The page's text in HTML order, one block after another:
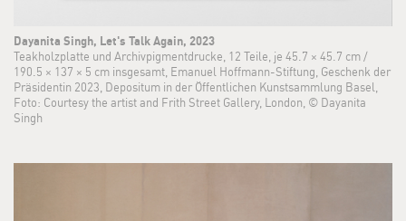
Dayanita Singh, Let's Talk Again, 2023
Teakholzplatte und Archivpigmentdrucke, 12 Teile, je 45.7 × 45.7 cm /
190.5 × 137 × 5 cm insgesamt, Emanuel Hoffmann-Stiftung, Geschenk der
Präsidentin 2023, Depositum in der Öffentlichen Kunstsammlung Basel,
Foto: Courtesy the artist and Frith Street Gallery, London, © Dayanita
Singh